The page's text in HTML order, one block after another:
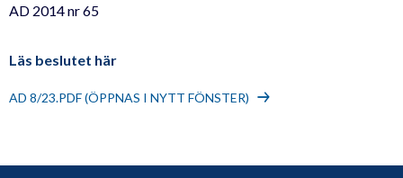
AD 2014 nr 65
Läs beslutet här
AD 8/23.PDF (ÖPPNAS I NYTT FÖNSTER)